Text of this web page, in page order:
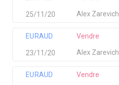
Alex Zarevich
25/11/20
EURAUD
Alex Zarevich
Vendre
23/11/20
EURAUD Vendre